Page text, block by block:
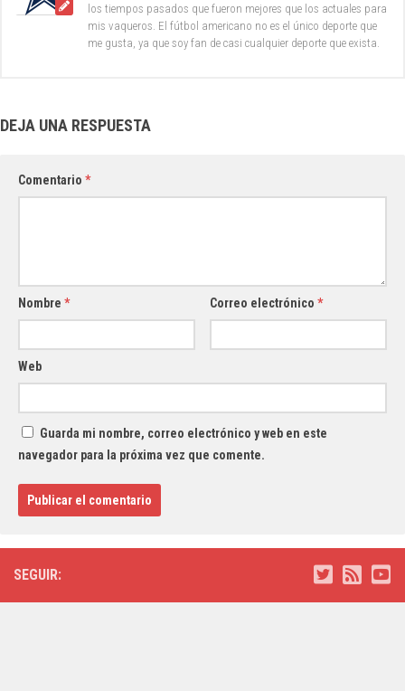
los tiempos pasados que fueron mejores que los actuales para
mis vaqueros. El fútbol americano no es el único deporte que
me gusta, ya que soy fan de casi cualquier deporte que exista.
DEJA UNA RESPUESTA
Comentario *
Nombre * Correo electrónico*
Web
Guarda mi nombre, correo electrónico y web en este
navegador para la próxima vez que comente.
SEGUIR: